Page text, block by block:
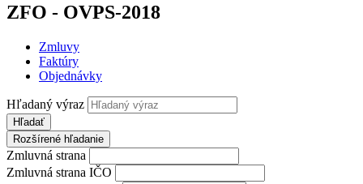
ZFO - OVPS-2018
Zmluvy
Faktúry
Objednávky
Hľadaný výraz
Hľadať
Rozšírené hľadanie
Zmluvná strana
Zmluvná strana IČO